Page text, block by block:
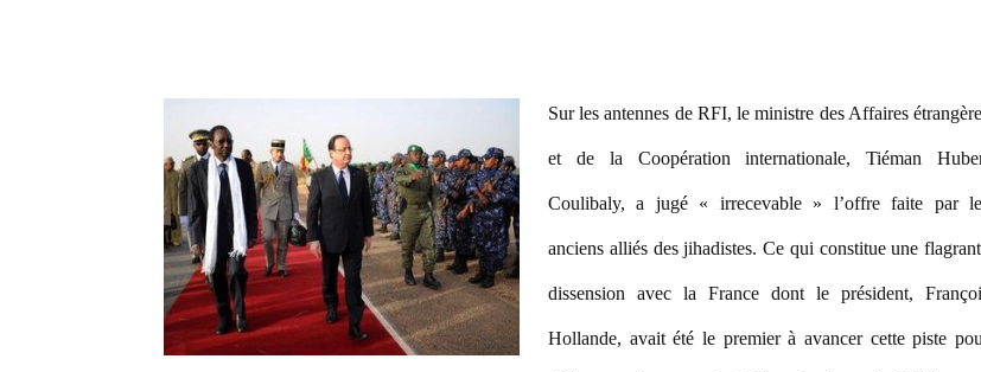
Sur les antennes de RFI, le ministre des Affaires
et de la Coopération internationale, Tiéman
Coulibaly, a jugé « irrecevable » l’offre faite par
anciens alliés des jihadistes. Ce qui constitue une
dissension avec la France dont le président,
Hollande, avait été le premier à avancer cette piste